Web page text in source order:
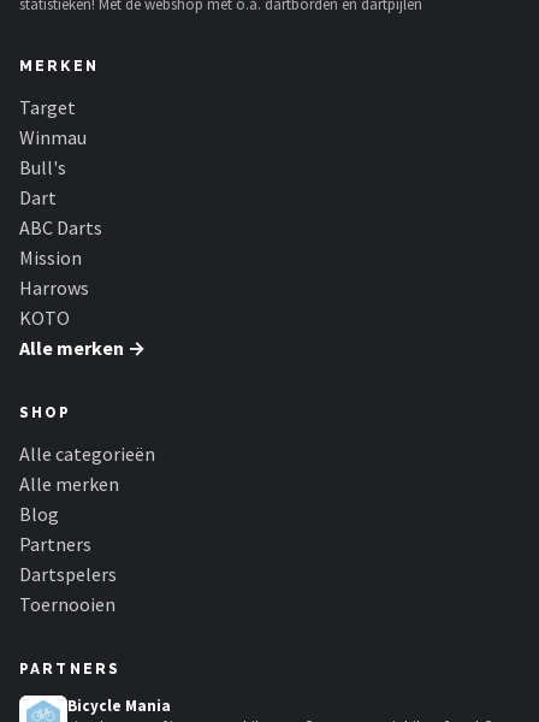
ABC Darts
Mission
Harrows
KOTO
Unicorn
Red Dragon
statistieken! Met de webshop met o.a. dartborden en dartpijlen
MERKEN
Target
Winmau
Bull's
Dart
ABC Darts
Mission
Harrows
KOTO
Alle merken →
SHOP
Alle categorieën
Alle merken
Blog
Partners
Dartspelers
Toernooien
PARTNERS
Bicycle Mania